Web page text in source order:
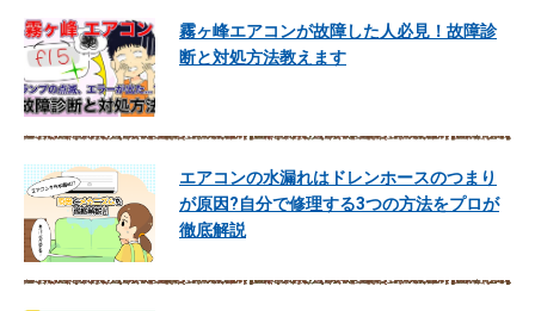
霧ヶ峰エアコンが故障した人必見！故障診
断と対処方法教えます
エアコンの水漏れはドレンホースのつまり
が原因?自分で修理する3つの方法をプロが
徹底解説